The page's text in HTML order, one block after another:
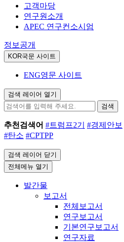
고객마당
연구원소개
APEC 연구컨소시엄
정보공개
KOR국문 사이트
ENG영문 사이트
검색 레이어 열기
검색
추천검색어 #트럼프2기 #경제안보
#탄소 #CPTPP
검색 레이어 닫기
전체메뉴 열기
발간물
보고서
전체보고서
연구보고서
기본연구보고서
연구자료